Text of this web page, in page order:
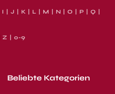
I J K L M N O P Q
Z 0-9
Beliebte Kategorien